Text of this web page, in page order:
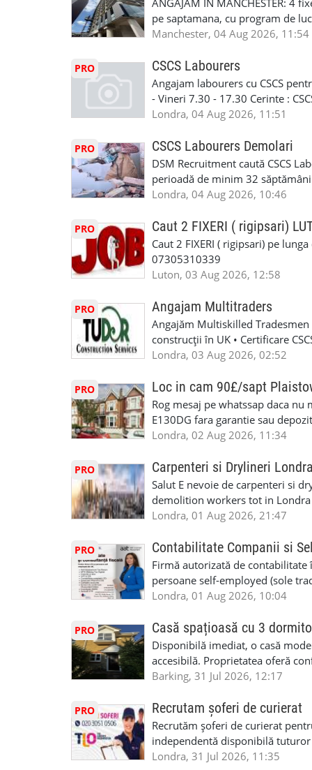
www.fcos.co.uk 👉
Prioritate au oamenii din
carora li se termina proiectul
oferta pe care sa o folositi la
WhatsApp: +44 7467 838 881
numele, experienta si data la
https://forms.gle/
T&D GLAZING AND
ANGAJAM IN MANCHESTER:
pe saptamana, cu program de
in perioada urmatoare. Cerinte:
Tariful se discuta direct, in
discutie este simpla: cine esti,
Prioritate au oamenii din
carora li se termina proiectul
oferta pe care sa o folositi la
WhatsApp: +44 7467 838 881
numele, experienta si data la
link-ul de jos. Sanatate si mult
INSTALLATION LIMITED
Manchester, 04 Aug 2026, 11:54
PRO CSCS Labourers
Angajam labourers cu CSCS
- Vineri 7.30 - 17.30 Cerinte :
Londra, 04 Aug 2026, 11:51
PRO CSCS Labourers Demolari
DSM Recruitment caută CSCS
perioadă de minim 32
oferă ore suplimentare și
informații, contactați-ne la: 📞
Londra, 04 Aug 2026, 10:46
PRO Caut 2 FIXERI ( rigipsari)
Caut 2 FIXERI ( rigipsari) pe
07305310339
Luton, 03 Aug 2026, 12:58
PRO Angajam Multitraders
Angajăm Multiskilled
construcții în UK • Certificare
specializate (căutăm
interioare • Permis de
(reprezintă un avantaj
performanță • £200 – £250 pe
posibilități reale de avansare •
oră pauză de masă) •
Londra, 03 Aug 2026, 02:52
PRO Loc in cam 90£/sapt
Rog mesaj pe whatssap daca nu
E130DG fara garantie sau
fiecare pat beneficiaza de dulap
saptaminal fara garantie sau
de 1/sapt) -tel- 07440366084
Londra, 02 Aug 2026, 11:34
PRO Carpenteri si Drylineri Londra
Salut E nevoie de carpenteri si
demolition workers tot in
Londra, 01 Aug 2026, 21:47
PRO Contabilitate Companii si
Firmă autorizată de contabilitate
persoane self-employed (sole
închiriate (landlords) Serviciile
HMRC: PAYE / VAT / CIS ✔
Consultanță fiscală ✔ Declarații
Corporation Tax ✔ Company
planuri ✔ Cash-flow și previziuni
serviciile noastre? ✔ Suntem
ca tax agents ✔ Suntem
Service Provider), astfel putem
Deținem asigurare profesională
Disponibilitate pentru
Londra, 01 Aug 2026, 10:04
PRO Casă spațioasă cu 3
Disponibilă imediat, o casă
accesibilă. Proprietatea oferă
sau pentru persoane care caută
disponibilă Locuință recent
facilități locale Condiții:
Disponibilă imediat Contract
£2500 Contact: Pentru vizionare
Barking, 31 Jul 2026, 12:17
PRO Recrutam șoferi de curierat
Recrutăm șoferi de curierat
independentă disponibilă
experiența, deoarece se va
Londra, 31 Jul 2026, 11:35